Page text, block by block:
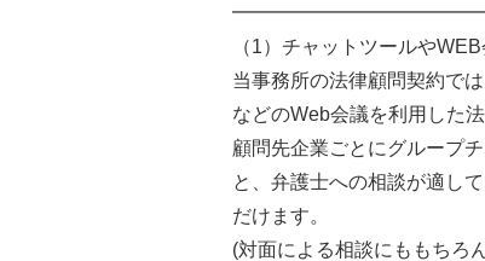
（1）チャットツールや
当事務所の法律顧問契約で
などのWeb会議を利用した
顧問先企業ごとにグループ
と、弁護士への相談が適し
だけます。
(対面による相談にももちろ